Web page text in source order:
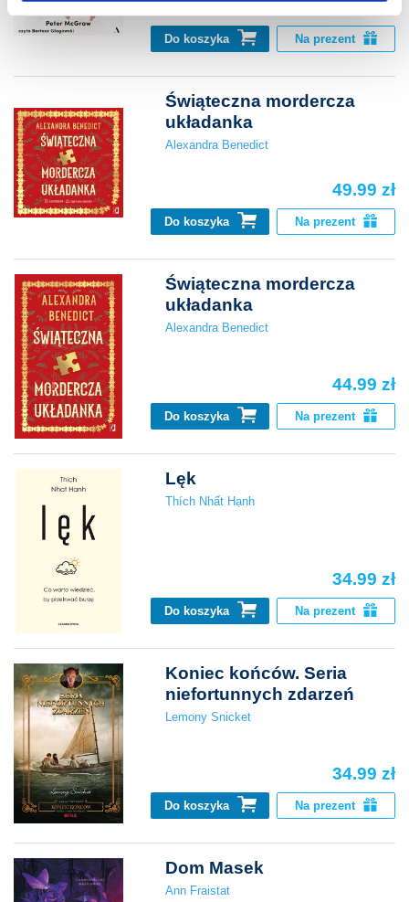
44.99 zł
Do koszyka Na prezent
Świąteczna mordercza
układanka
Alexandra Benedict
49.99 zł
Do koszyka Na prezent
Świąteczna mordercza
układanka
Alexandra Benedict
44.99 zł
Do koszyka Na prezent
Lęk
Thích Nhất Hạnh
34.99 zł
Do koszyka Na prezent
Koniec końców. Seria
niefortunnych zdarzeń
Lemony Snicket
34.99 zł
Do koszyka Na prezent
Dom Masek
Ann Fraistat